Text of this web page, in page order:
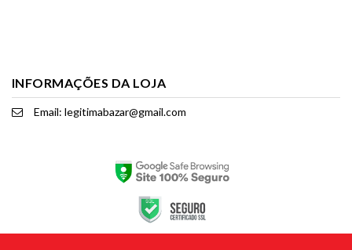
INFORMAÇÕES DA LOJA
Email: legitimabazar@gmail.com